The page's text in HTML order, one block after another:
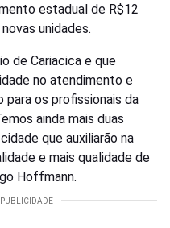
estadual de R$12
unidades.
de Cariacica e que
no atendimento e
os profissionais da
ainda mais duas
que auxiliarão na
e mais qualidade de
Hoffmann.